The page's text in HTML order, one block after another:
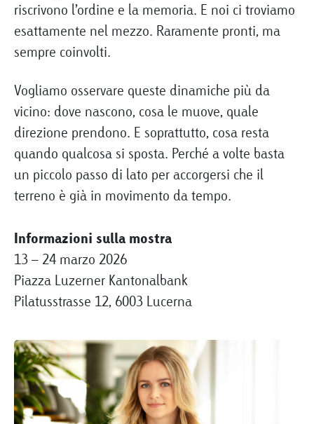
riscrivono l’ordine e la memoria. E noi ci troviamo
esattamente nel mezzo. Raramente pronti, ma
sempre coinvolti.
Vogliamo osservare queste dinamiche più da
vicino: dove nascono, cosa le muove, quale
direzione prendono. E soprattutto, cosa resta
quando qualcosa si sposta. Perché a volte basta
un piccolo passo di lato per accorgersi che il
terreno è già in movimento da tempo.
Informazioni sulla mostra
13 – 24 marzo 2026
Piazza Luzerner Kantonalbank
Pilatusstrasse 12, 6003 Lucerna